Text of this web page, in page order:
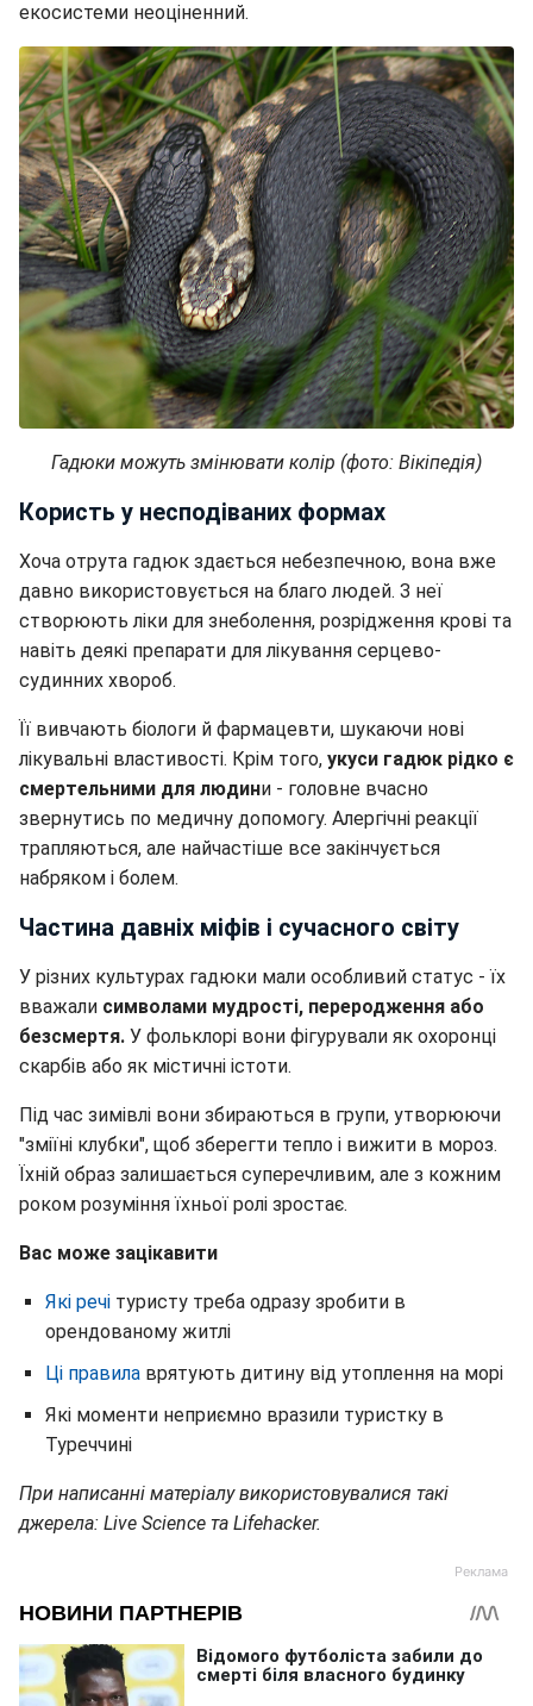
екосистеми неоціненний.
Гадюки можуть змінювати колір (фото: Вікіпедія)
Користь у несподіваних формах
Хоча отрута гадюк здається небезпечною, вона вже
давно використовується на благо людей. З неї
створюють ліки для знеболення, розрідження крові та
навіть деякі препарати для лікування серцево-
судинних хвороб.
Її вивчають біологи й фармацевти, шукаючи нові
лікувальні властивості. Крім того, укуси гадюк рідко є
смертельними для людини - головне вчасно
звернутись по медичну допомогу. Алергічні реакції
трапляються, але найчастіше все закінчується
набряком і болем.
Частина давніх міфів і сучасного світу
У різних культурах гадюки мали особливий статус - їх
вважали символами мудрості, переродження або
безсмертя. У фольклорі вони фігурували як охоронці
скарбів або як містичні істоти.
Під час зимівлі вони збираються в групи, утворюючи
"зміїні клубки", щоб зберегти тепло і вижити в мороз.
Їхній образ залишається суперечливим, але з кожним
роком розуміння їхньої ролі зростає.
Вас може зацікавити
Які речі туристу треба одразу зробити в
орендованому житлі
Ці правила врятують дитину від утоплення на морі
Які моменти неприємно вразили туристку в
Туреччині
При написанні матеріалу використовувалися такі
джерела: Live Science та Lifehacker.